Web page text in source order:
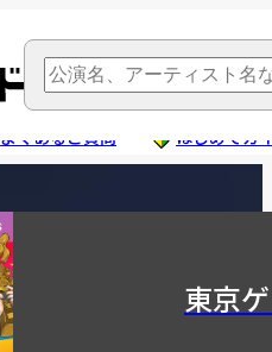
よくあるご質問 はじめてガ
東京